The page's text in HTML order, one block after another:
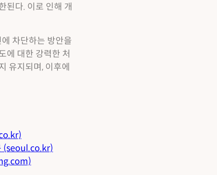
된다. 이로 인해 개
차단하는 방안을
에 대한 강력한 처
유지되며, 이후에
(seoul.co.kr)